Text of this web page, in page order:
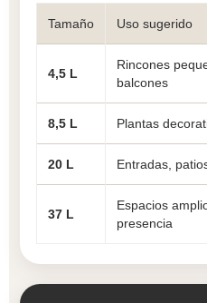
Tamaño Uso sugerido
4,5 L
Rincones
balcones
8,5 L Plantas
20 L Entradas,
37 L
Espacios
presencia